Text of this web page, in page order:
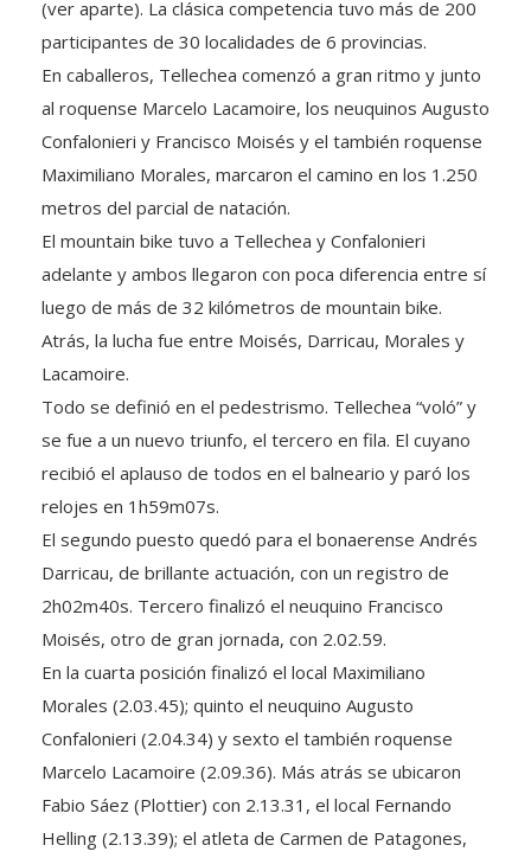
participantes de 30 localidades de 6 provincias.
En caballeros, Tellechea comenzó a gran ritmo y junto
al roquense Marcelo Lacamoire, los neuquinos Augusto
Confalonieri y Francisco Moisés y el también roquense
Maximiliano Morales, marcaron el camino en los 1.250
metros del parcial de natación.
El mountain bike tuvo a Tellechea y Confalonieri
adelante y ambos llegaron con poca diferencia entre sí
luego de más de 32 kilómetros de mountain bike.
Atrás, la lucha fue entre Moisés, Darricau, Morales y
Lacamoire.
Todo se definió en el pedestrismo. Tellechea “voló” y
se fue a un nuevo triunfo, el tercero en fila. El cuyano
recibió el aplauso de todos en el balneario y paró los
relojes en 1h59m07s.
El segundo puesto quedó para el bonaerense Andrés
Darricau, de brillante actuación, con un registro de
2h02m40s. Tercero finalizó el neuquino Francisco
Moisés, otro de gran jornada, con 2.02.59.
En la cuarta posición finalizó el local Maximiliano
Morales (2.03.45); quinto el neuquino Augusto
Confalonieri (2.04.34) y sexto el también roquense
Marcelo Lacamoire (2.09.36). Más atrás se ubicaron
Fabio Sáez (Plottier) con 2.13.31, el local Fernando
Helling (2.13.39); el atleta de Carmen de Patagones,
Jorge Müller (2.14.29) y el cervantino Oscar Uicich